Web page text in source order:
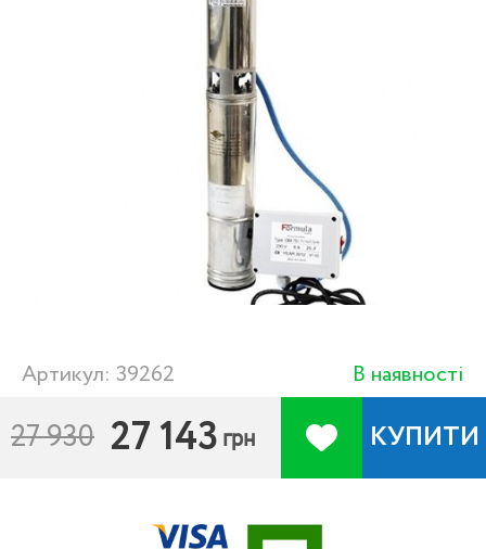
Артикул: 39262 В наявності
27 930 27 143 грн КУПИТИ